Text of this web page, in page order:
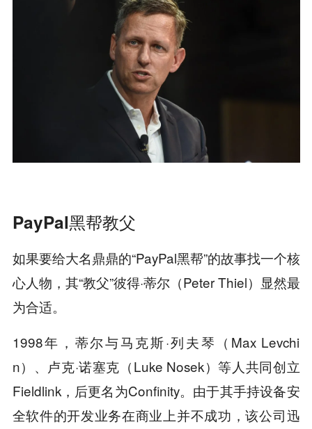
PayPal黑帮教父
如果要给大名鼎鼎的“PayPal黑帮”的故事找一个核
心人物，其“教父”彼得·蒂尔（Peter Thiel）显然最
为合适。
1998年，蒂尔与马克斯·列夫琴（Max Levchi
n）、卢克·诺塞克（Luke Nosek）等人共同创立
Fieldlink，后更名为Confinity。由于其手持设备安
全软件的开发业务在商业上并不成功，该公司迅